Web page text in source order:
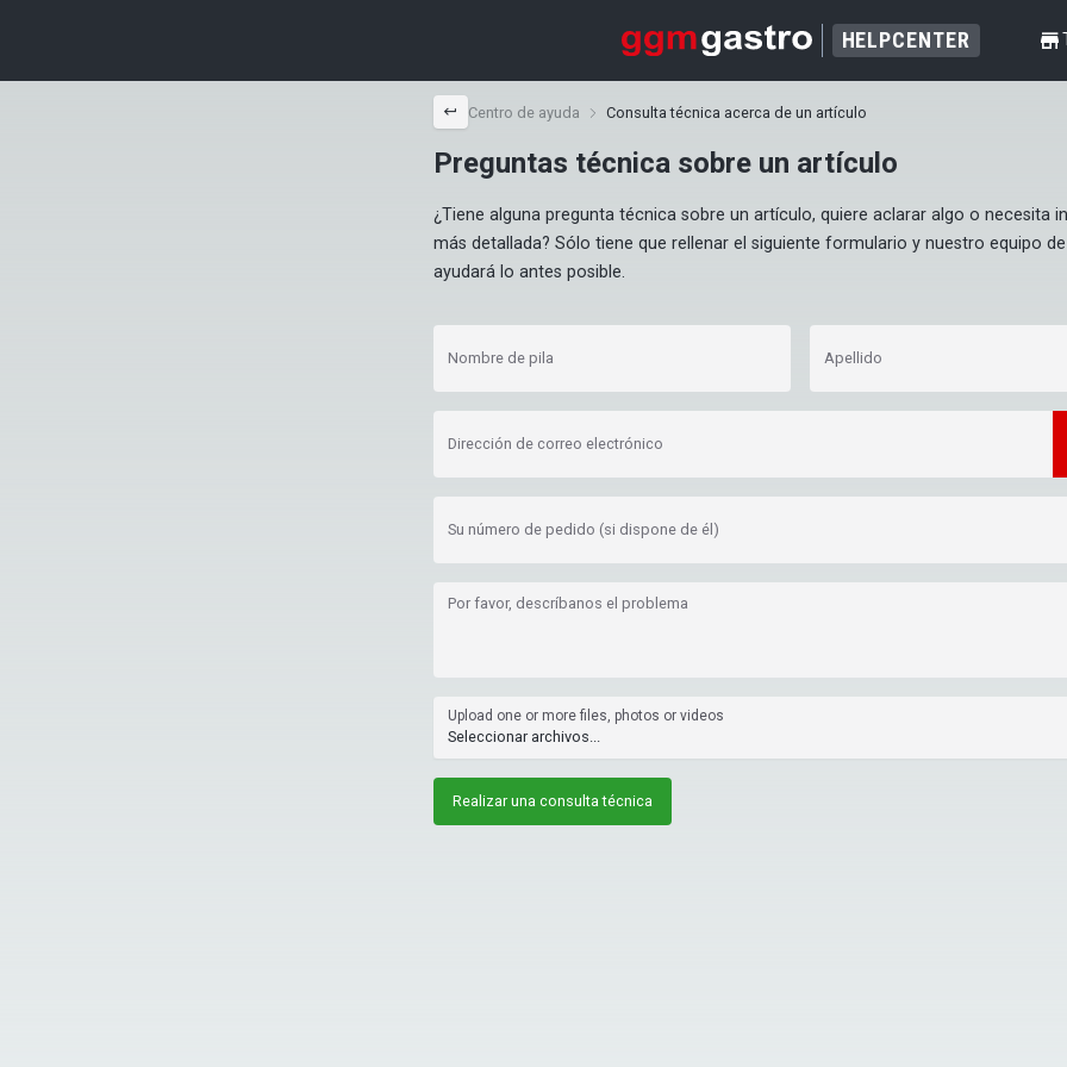
HELPCENTER shop
back Centro de ayuda Consulta técnica acerca de un artículo
Preguntas técnica sobre un artículo
¿Tiene alguna pregunta técnica sobre un artículo, quiere aclarar algo o necesita
más detallada? Sólo tiene que rellenar el siguiente formulario y nuestro equipo
ayudará lo antes posible.
Nombre de pila Apellido
Dirección de correo electrónico
Su número de pedido (si dispone de él)
Por favor, descríbanos el problema
Upload one or more files, photos or videos
Seleccionar archivos...
Realizar una consulta técnica